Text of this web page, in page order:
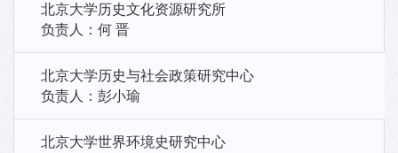
北京大学历史文化资源研究所
负责人：何 晋
北京大学历史与社会政策研究中心
负责人：彭小瑜
北京大学世界环境史研究中心